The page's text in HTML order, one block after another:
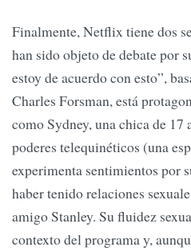
Finalmente, Netflix tiene dos
han sido objeto de debate por
estoy de acuerdo con esto”,
Charles Forsman, está
como Sydney, una chica de 17
poderes telequinéticos (una
experimenta sentimientos por
haber tenido relaciones
amigo Stanley. Su fluidez
contexto del programa y,